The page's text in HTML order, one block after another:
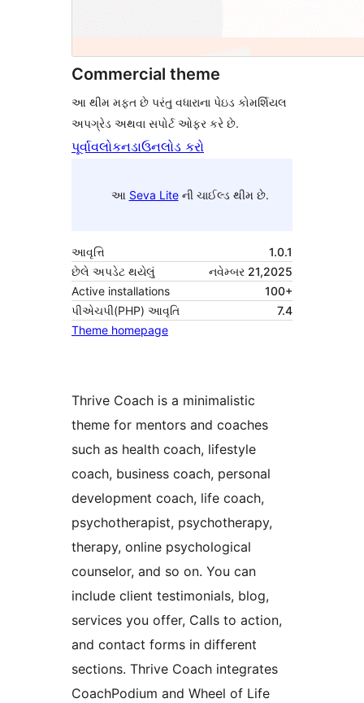
Commercial theme
આ થીમ મફત છે પરંતુ વધારાના પેઇડ કોમર્શિયલ
અપગ્રેડ અથવા સપોર્ટ ઓફર કરે છે.
પૂર્વાવલોકનડાઉનલોડ કરો
આ Seva Liteની ચાઈલ્ડ થીમ છે.
આવૃત્તિ
1.0.1
છેલે અપડેટ થયેલું
નવેમ્બર 21,2025
Active installations
100+
પીએચપી(PHP) આવૃતિ
7.4
Theme homepage
Thrive Coach is a minimalistic
theme for mentors and coaches
such as health coach, lifestyle
coach, business coach, personal
development coach, life coach,
psychotherapist, psychotherapy,
therapy, online psychological
counselor, and so on. You can
include client testimonials, blog,
services you offer, Calls to action,
and contact forms in different
sections. Thrive Coach integrates
CoachPodium and Wheel of Life